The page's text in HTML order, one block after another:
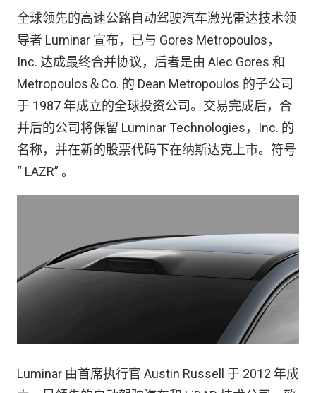
全球领先的高速公路自动驾驶汽车激光雷达技术领
导者 Luminar 宣布，已与 Gores Metropoulos，
Inc. 达成最终合并协议，后者是由 Alec Gores 和
Metropoulos＆Co. 的 Dean Metropoulos 的子公司
于 1987 年成立的全球投资公司。交易完成后，合
并后的公司将保留 Luminar Technologies，Inc. 的
名称，并在新的股票代码下在纳斯达克上市。符号
“ LAZR” 。
Luminar 由首席执行官 Austin Russell 于 2012 年成